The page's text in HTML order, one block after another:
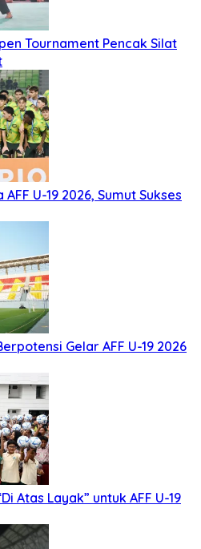
Tournament Pencak Silat
U-19 2026, Sumut Sukses
Gelar AFF U-19 2026
Atas Layak” untuk AFF U-19